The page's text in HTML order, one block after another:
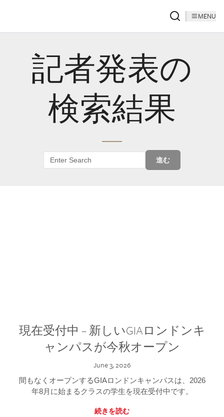
MENU
記者発表の
検索結果
進む
現在受付中 – 新しいGIAロンドンキ
ャンパスが今秋オープン
June 3, 2026
間もなくオープンするGIAロンドンキャンパスは、2026
年8月に始まるクラスの学生を現在受付中です。
続きを読む